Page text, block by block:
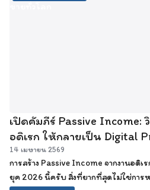
เปิดคัมภีร์ Passive Income:
อดิเรก ให้กลายเป็น Digital
14 เมษายน 2569
การสร้าง Passive Income จากงานอดิ
ยุค 2026 นี้ครับ สิ่งที่ยากที่สุดไม่ใช่การ